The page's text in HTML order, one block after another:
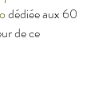
dédiée aux 60
de ce